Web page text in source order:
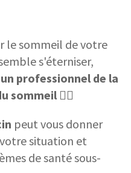
le sommeil de votre
s'éterniser,
professionnel de la
sommeil 👩‍⚕️
peut vous donner
situation et
de santé sous-